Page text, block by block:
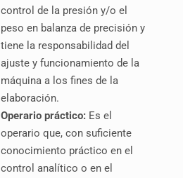
control de la presión y/o el
peso en balanza de precisión y
tiene la responsabilidad del
ajuste y funcionamiento de la
máquina a los fines de la
elaboración.
Operario práctico:Es el
operario que, con suficiente
conocimiento práctico en el
control analítico o en el